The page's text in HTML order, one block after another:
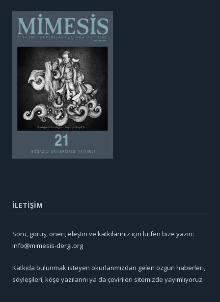
İLETİŞİM
Soru, görüş, öneri, eleştiri ve katkılarınız için lütfen bize yazın:
info@mimesis-dergi.org
Katkıda bulunmak isteyen okurlarımızdan gelen özgün haberleri,
söyleşileri, köşe yazılarını ya da çevirileri sitemizde yayımlıyoruz.